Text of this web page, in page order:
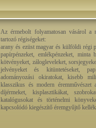
Az érmebolt folyamatosan vásárol a
tartozó régiségeket:
arany és ezüst magyar és külföldi régi
papírpénzeket, emlékpénzeket, minta
kötvényeket, zálogleveleket,
jelvényeket és kitüntetéseket,
adományozási okiratokat, kisebb
klasszikus és modern éremművészet
díjérmeket, kisplasztikákat,
katalógusokat és történelmi
kapcsolódó kiegészítő éremgyűjtő